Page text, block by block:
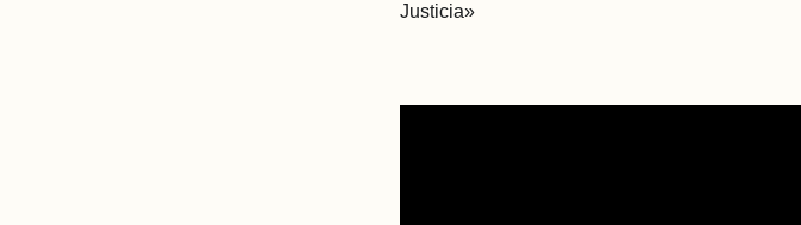
Justicia»